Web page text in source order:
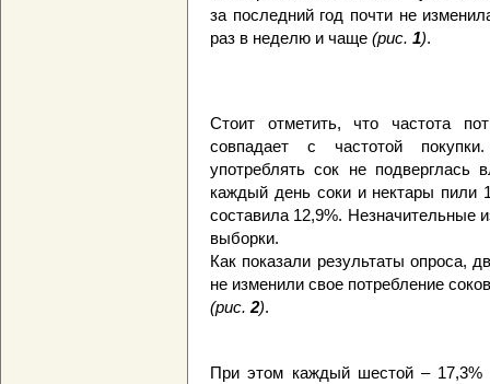
за последний год почти не
раз в неделю и чаще (рис. 1).
Стоит отметить, что частота
совпадает с частотой
употреблять сок не подверглась
каждый день соки и нектары пили
составила 12,9%. Незначительные
выборки.
Как показали результаты опроса,
не изменили свое потребление
(рис. 2).
При этом каждый шестой –